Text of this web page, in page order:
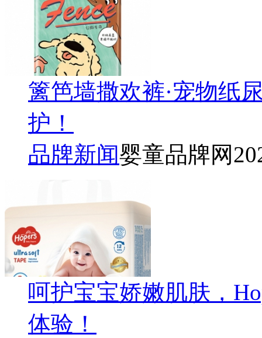
篱笆墙撒欢裤·宠物纸
护！
品牌新闻婴童品牌网
呵护宝宝娇嫩肌肤，
体验！